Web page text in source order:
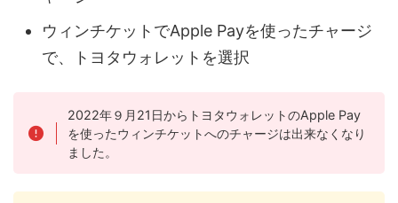
ウィンチケットでApple Payを使ったチャージ
で、トヨタウォレットを選択
2022年９月21日からトヨタウォレットのApple Pay
を使ったウィンチケットへのチャージは出来なくなり
ました。